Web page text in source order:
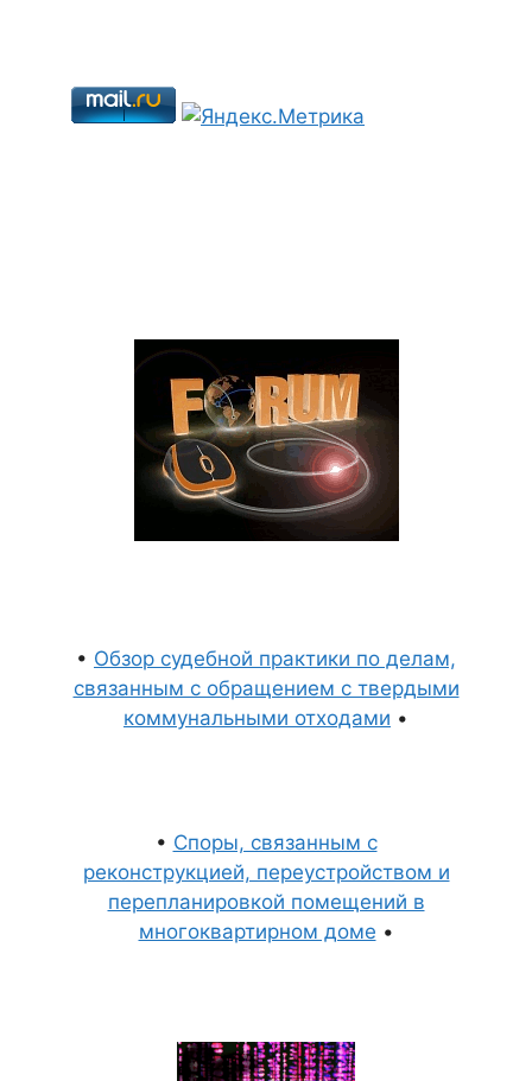
• Обзор судебной практики по делам,
связанным с обращением с твердыми
коммунальными отходами •
• Споры, связанным с
реконструкцией, переустройством и
перепланировкой помещений в
многоквартирном доме •